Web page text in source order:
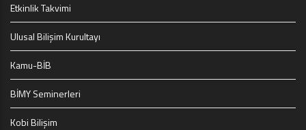
Etkinlik Takvimi
Ulusal Bilişim Kurultayı
Kamu-BİB
BİMY Seminerleri
Kobi Bilişim